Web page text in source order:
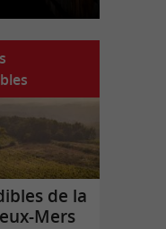
de la
Mers